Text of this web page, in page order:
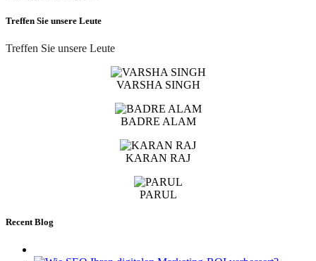
Treffen Sie unsere Leute
Treffen Sie unsere Leute
VARSHA SINGH
BADRE ALAM
KARAN RAJ
PARUL
Recent Blog